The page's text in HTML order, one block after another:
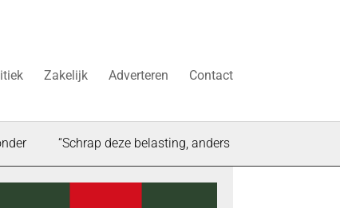
Zakelijk Adverteren Contact
“Schrap deze belasting, anders stokt de woningbouw in